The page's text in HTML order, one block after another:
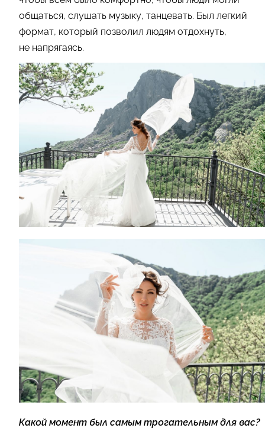
общаться, слушать музыку, танцевать. Был легкий
формат, который позволил людям отдохнуть,
не напрягаясь.
Какой момент был самым трогательным для вас?